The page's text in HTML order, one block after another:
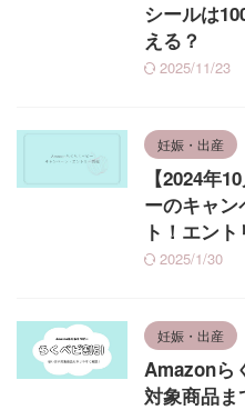
シールは
える？
2025/11/23
妊娠・出産
【2024年
ーのキャン
ト！エン
2025/1/30
妊娠・出産
Amazonら
対象商品ま